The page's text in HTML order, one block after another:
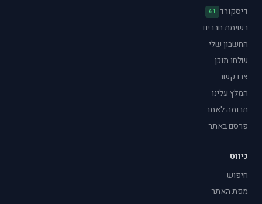
דיסקורד
61
רשימת חברים
החשבון שלי
שלחו תוכן
צרו קשר
המלץ עלינו
תרומה לאתר
פרסם באתר
ניווט
חיפוש
מפת האתר